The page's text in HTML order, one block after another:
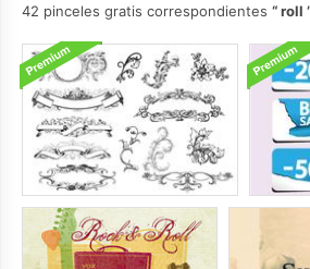
42 pinceles gratis correspondientes
roll